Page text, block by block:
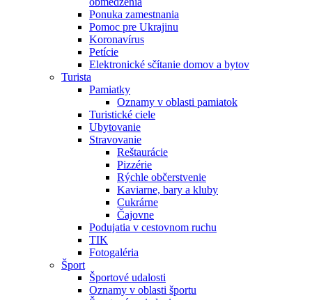
Ponuka zamestnania
Pomoc pre Ukrajinu
Koronavírus
Petície
Elektronické sčítanie domov a bytov
Turista
Pamiatky
Oznamy v oblasti pamiatok
Turistické ciele
Ubytovanie
Stravovanie
Reštaurácie
Pizzérie
Rýchle občerstvenie
Kaviarne, bary a kluby
Cukrárne
Čajovne
Podujatia v cestovnom ruchu
TIK
Fotogaléria
Šport
Športové udalosti
Oznamy v oblasti športu